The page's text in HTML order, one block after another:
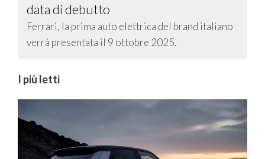
data di debutto
Ferrari, la prima auto elettrica del brand italiano
verrà presentata il 9 ottobre 2025.
I più letti